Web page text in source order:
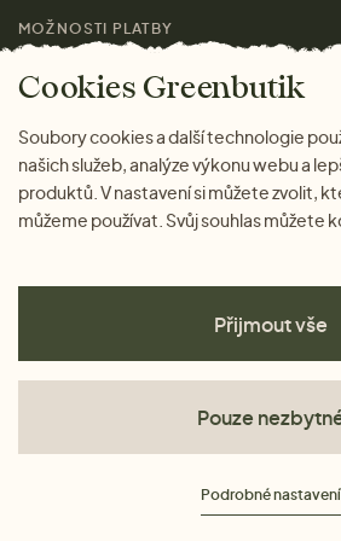
Magazín
MOŽNOSTI PLATBY
Ochrana osobních údajů
Cookies
Cookies Greenbutik
Soubory cookies a další technologie
našich služeb, analýze výkonu webu a
produktů. V nastavení si můžete zvolit,
můžeme používat. Svůj souhlas můžete
Přijmout vše
Pouze
Podrobné nastavení